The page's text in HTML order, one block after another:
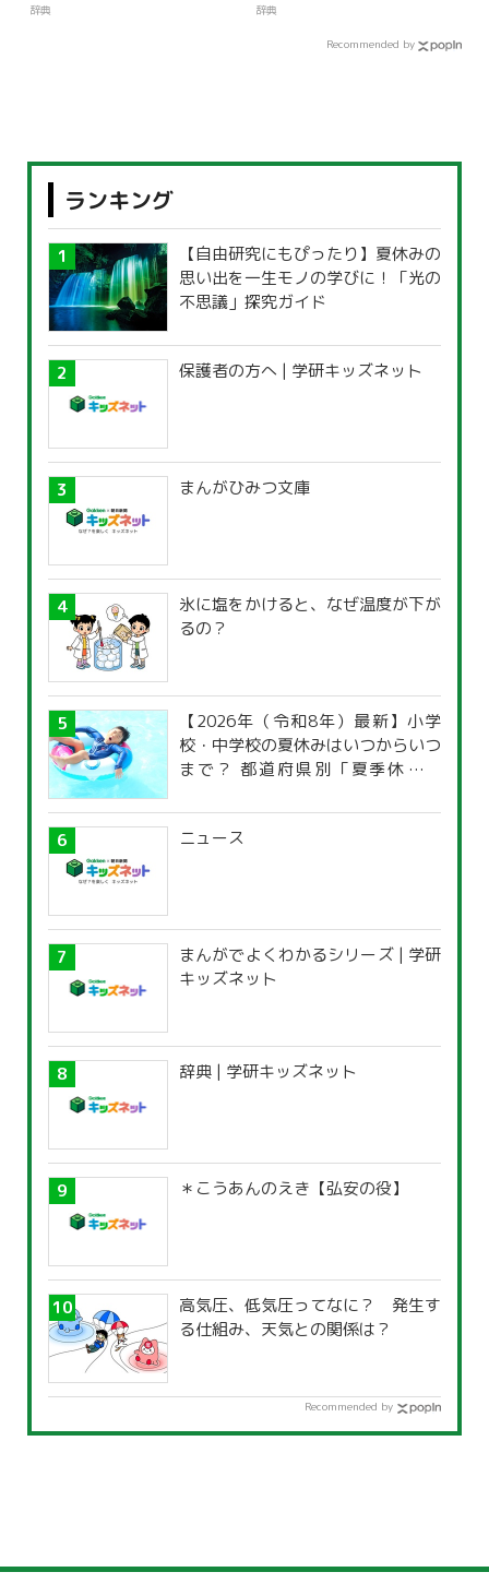
辞典 辞典
Recommended by
ランキング
【自由研究にもぴったり】夏休みの
思い出を一生モノの学びに！「光の
不思議」探究ガイド
保護者の方へ | 学研キッズネット
まんがひみつ文庫
氷に塩をかけると、なぜ温度が下が
るの？
【2026年（令和8年）最新】小学
校・中学校の夏休みはいつからいつ
まで？ 都道府県別「夏季休暇一
ニュース
まんがでよくわかるシリーズ | 学研
キッズネット
辞典 | 学研キッズネット
＊こうあんのえき【弘安の役】
高気圧、低気圧ってなに？ 発生す
る仕組み、天気との関係は？
Recommended by